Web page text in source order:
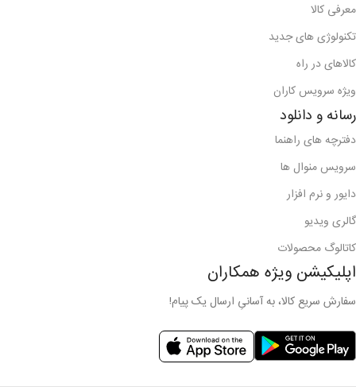
معرفی کالا
تکنولوژی های جدید
کالاهای در راه
ویژه سرویس کاران
رسانه و دانلود
دفترچه های راهنما
سرویس منوال ها
دایور و نرم افزار
گالری ویدیو
کاتالوگ محصولات
اپلیکیشن ویژه همکاران
سفارش سریع کالا، به آسانیِ ارسال یک پیام!